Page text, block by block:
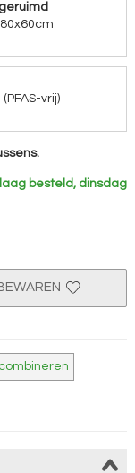
vrij)
besteld, dinsdag